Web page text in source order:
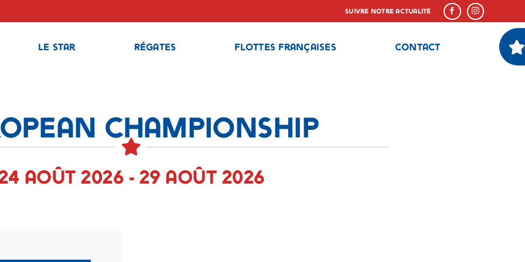
Suivre notre actualité
Le Star Régates Flottes françaises Contact
Championship
août 2026 - 29 août 2026